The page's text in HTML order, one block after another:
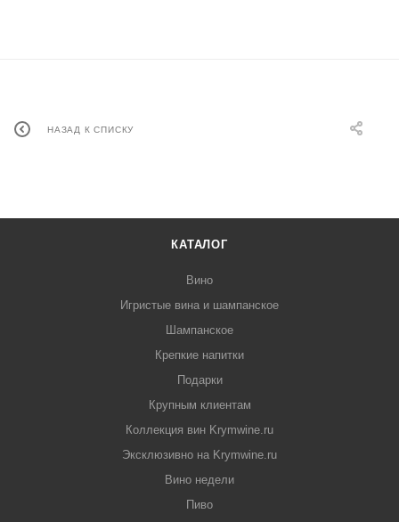
НАЗАД К СПИСКУ
КАТАЛОГ
Вино
Игристые вина и шампанское
Шампанское
Крепкие напитки
Подарки
Крупным клиентам
Коллекция вин Krymwine.ru
Эксклюзивно на Krymwine.ru
Вино недели
Пиво